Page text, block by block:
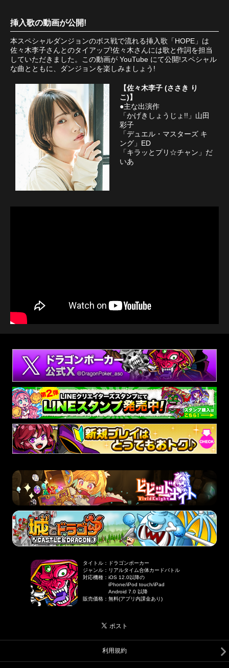
挿入歌の動画が公開!
本スペシャルダンジョンのボス戦で流れる挿入歌「HOPE」は
佐々木李子さんとのタイアップ!佐々木さんには歌と作詞を担当
していただきました。この動画が YouTube にて公開!スペシャル
な曲とともに、ダンジョンを楽しみましょう!
【佐々木李子 (ささき り
こ)】
●主な出演作
「かげきしょうじょ!!」山田
彩子
「デュエル・マスターズ キ
ング」ED
「キラッとプリ☆チャン」だ
いあ
タイトル ：
ドラゴンポーカー
ジャンル ： リアルタイム合体カードバトル
対応機種 ：iOS 12.0以降の
iPhone/iPod touch/iPad
Android 7.0 以降
販売価格 ：無料(アプリ内課金あり)
利用規約